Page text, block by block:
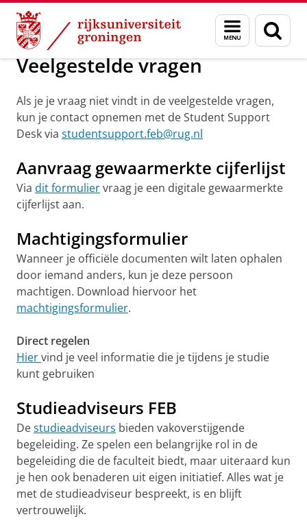
Skip
Content
Skip
Navigation
Menu
en
zoeken
Over ons Veelgestelde vragen
Veelgestelde vragen
Als je je vraag niet vindt in de veelgestelde vragen,
kun je contact opnemen met de Student Support
Desk via studentsupport.feb@rug.nl
Aanvraag gewaarmerkte cijferlijst
Via dit formuliervraag je een digitale gewaarmerkte
cijferlijst aan.
Machtigingsformulier
Wanneer je officiële documenten wilt laten ophalen
door iemand anders, kun je deze persoon
machtigen. Download hiervoor het
machtigingsformulier.
Direct regelen
Hiervind je veel informatie die je tijdens je studie
kunt gebruiken
Studieadviseurs FEB
Destudieadviseurs bieden vakoverstijgende
begeleiding. Ze spelen een belangrijke rol in de
begeleiding die de faculteit biedt, maar uiteraard kun
je hen ook benaderen uit eigen initiatief. Alles wat je
met de studieadviseur bespreekt, is en blijft
vertrouwelijk.